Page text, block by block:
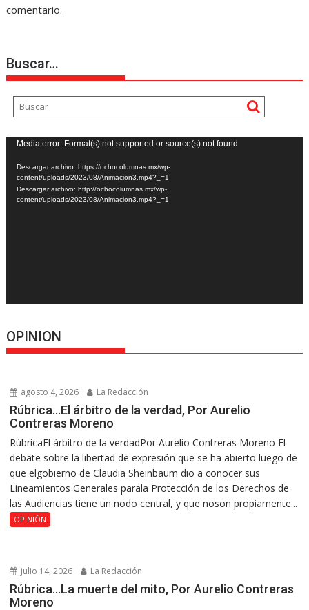
comentario.
Buscar…
Reproductor
de
vídeo
Media error: Format(s) not supported or source(s) not found
Descargar archivo: https://ochocolumnas.mx/wp-
content/uploads/2023/08/Animacion3.mp4?_=1
Descargar archivo: http://ochocolumnas.mx/wp-
content/uploads/2023/08/Animacion3.mp4?_=1
OPINION
agosto 4, 2026 La Redacción
Rúbrica…El árbitro de la verdad, Por Aurelio
Contreras Moreno
RúbricaEl árbitro de la verdadPor Aurelio Contreras Moreno El
debate sobre la libertad de expresión que se ha abierto luego de
que elgobierno de Claudia Sheinbaum dio a conocer sus
Lineamientos Generales parala Protección de los Derechos de
las Audiencias tiene un nodo central, y que noson propiamente...
OPINIÓN
julio 14, 2026 La Redacción
Rúbrica…La muerte del mito, Por Aurelio Contreras
Moreno